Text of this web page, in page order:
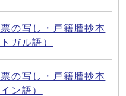
の写し・戸籍謄抄本
ガル語）
の写し・戸籍謄抄本
ン語）